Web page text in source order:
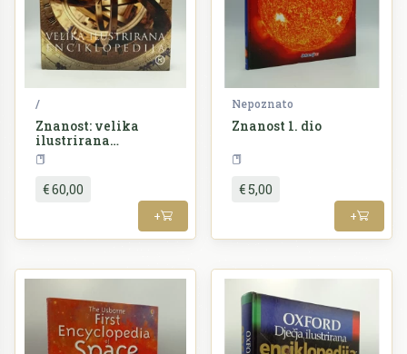
/
Znanost: velika
ilustrirana
enciklopedija
€ 60,00
+
Nepoznato
Znanost 1. dio
€ 5,00
+